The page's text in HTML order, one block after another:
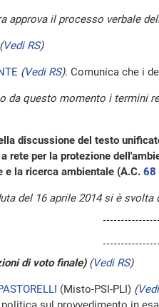
approva il processo verbale
(Vedi RS)
(Vedi RS). Comunica che i
da questo momento i termini
discussione del testo
rete per la protezione
e la ricerca ambientale (A.C. 68
del 16 aprile 2014 si è
di voto finale) (Vedi RS)
(Misto-PSI-PLI) (